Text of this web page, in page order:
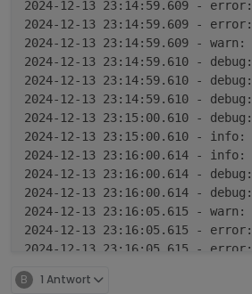
2024-12-13 23:14:59.609 - error:
2024-12-13 23:14:59.609 - error:
2024-12-13 23:14:59.609 - warn:
2024-12-13 23:14:59.610 - debug:
2024-12-13 23:14:59.610 - debug:
2024-12-13 23:14:59.610 - debug:
2024-12-13 23:15:00.610 - debug:
2024-12-13 23:15:00.610 - info:
2024-12-13 23:16:00.614 - info:
2024-12-13 23:16:00.614 - debug:
2024-12-13 23:16:00.614 - debug:
2024-12-13 23:16:05.615 - warn:
2024-12-13 23:16:05.615 - error:
2024-12-13 23:16:05.615 - error:
2024-12-13 23:16:05.616 - debug:
B 1 Antwort